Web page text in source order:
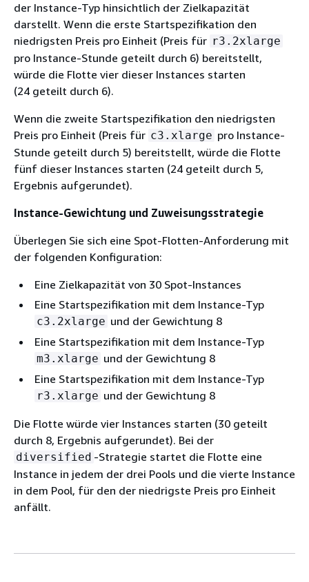
der Instance-Typ hinsichtlich der Zielkapazität
darstellt. Wenn die erste Startspezifikation den
niedrigsten Preis pro Einheit (Preis für r3.2xlarge
pro Instance-Stunde geteilt durch 6) bereitstellt,
würde die Flotte vier dieser Instances starten
(24 geteilt durch 6).
Wenn die zweite Startspezifikation den niedrigsten
Preis pro Einheit (Preis für c3.xlarge pro Instance-
Stunde geteilt durch 5) bereitstellt, würde die Flotte
fünf dieser Instances starten (24 geteilt durch 5,
Ergebnis aufgerundet).
Instance-Gewichtung und Zuweisungsstrategie
Überlegen Sie sich eine Spot-Flotten-Anforderung mit
der folgenden Konfiguration:
Eine Zielkapazität von 30 Spot-Instances
Eine Startspezifikation mit dem Instance-Typ
c3.2xlarge und der Gewichtung 8
Eine Startspezifikation mit dem Instance-Typ
m3.xlarge und der Gewichtung 8
Eine Startspezifikation mit dem Instance-Typ
r3.xlarge und der Gewichtung 8
Die Flotte würde vier Instances starten (30 geteilt
durch 8, Ergebnis aufgerundet). Bei der
diversified -Strategie startet die Flotte eine
Instance in jedem der drei Pools und die vierte Instance
in dem Pool, für den der niedrigste Preis pro Einheit
anfällt.